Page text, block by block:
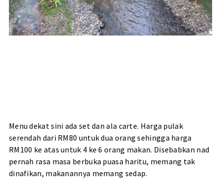
Menu dekat sini ada set dan ala carte. Harga pulak
serendah dari RM80 untuk dua orang sehingga harga
RM100 ke atas untuk 4 ke 6 orang makan. Disebabkan nad
pernah rasa masa berbuka puasa haritu, memang tak
dinafikan, makanannya memang sedap.